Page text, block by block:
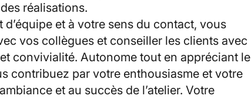
réalisations.
d’équipe et à votre sens du contact, vous
vos collègues et conseiller les clients avec
convivialité. Autonome tout en appréciant le
contribuez par votre enthousiasme et votre
et au succès de l’atelier. Votre